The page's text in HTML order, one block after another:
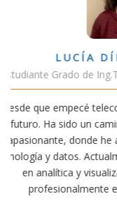
de
en
Estudiar
exige
convencido